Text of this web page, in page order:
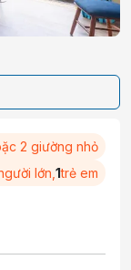
2 giường nhỏ
lớn, 1trẻ em